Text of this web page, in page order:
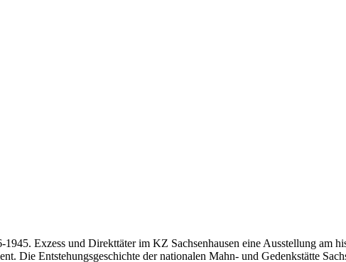
Exzess und Direkttäter im KZ Sachsenhausen eine Ausstellung am
Die Entstehungsgeschichte der nationalen Mahn- und Gedenkstätte